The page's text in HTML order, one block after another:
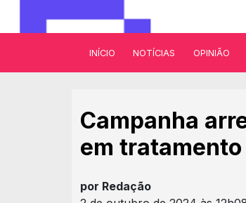
INÍCIO NOTÍCIAS OPINIÃO
Campanha
em
por Redação